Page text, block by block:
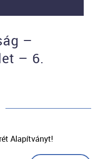
–
– 6.
Alapítványt!